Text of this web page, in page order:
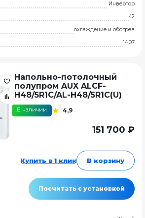
Инвертор
42
охлаждение и обогрев
14.07
Напольно-потолочный
полупром AUX ALCF-
H48/5R1C/AL-H48/5R1C(U)
В наличии 4,9
151 700 ₽
Купить в 1 клик В корзину
Посчитать с установкой